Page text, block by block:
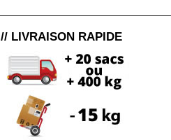
// LIVRAISON RAPIDE